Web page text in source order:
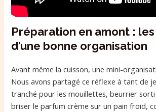
Préparation en amont :
d’une bonne organisation
Avant même la cuisson, une mini-
Nous avons partagé ce réflexe à tant de
tranché pour les mouillettes, beurrier
briser le parfum crème sur un pain froid,